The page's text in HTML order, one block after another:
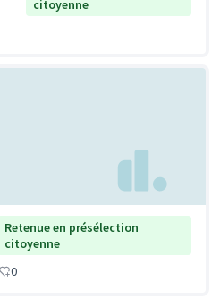
citoyenne
Retenue en présélection
citoyenne
0